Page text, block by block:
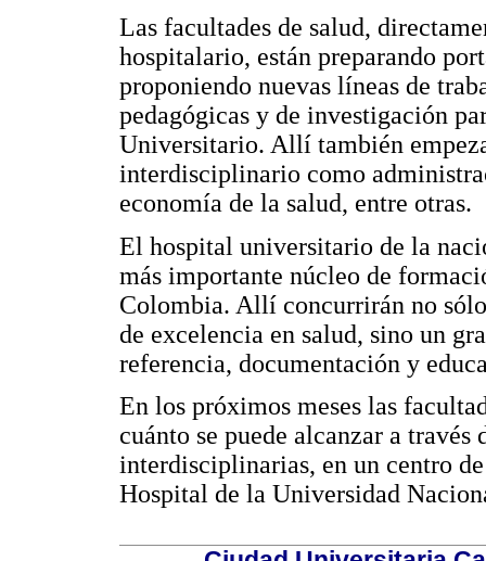
Las facultades de salud,
hospitalario, están preparando
proponiendo nuevas líneas de
pedagógicas y de investigación
Universitario. Allí también
interdisciplinario como
economía de la salud, entre otras.
El hospital universitario de la
más importante núcleo de
Colombia. Allí concurrirán no
de excelencia en salud, sino un
referencia, documentación y
En los próximos meses las
cuánto se puede alcanzar a
interdisciplinarias, en un centro
Hospital de la Universidad